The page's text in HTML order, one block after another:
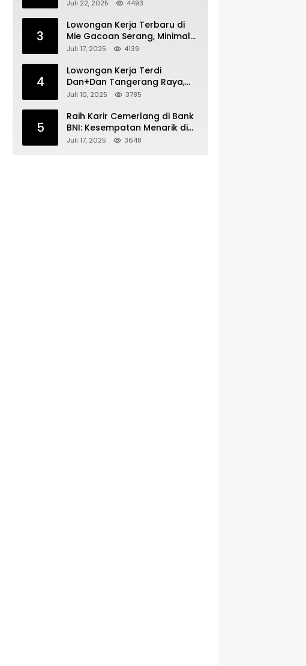
Juli 22, 2025 4493
3
Lowongan Kerja Terbaru di
Mie Gacoan Serang, Minimal
Lulusan SMA SMK Sederajat
Juli 17, 2025 4139
4
Lowongan Kerja Terdi
Dan+Dan Tangerang Raya,
Minimal Lulusan SMA SMK
Juli 10, 2025 3785
5
Raih Karir Cemerlang di Bank
BNI: Kesempatan Menarik di
Serang!
Juli 17, 2025 3648